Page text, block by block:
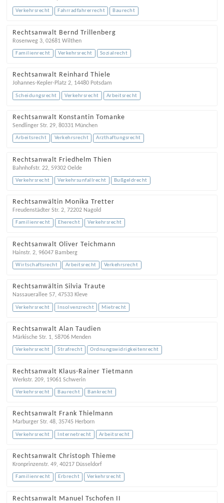
Verkehrsrecht Fahrradfahrerrecht Baurecht
Rechtsanwalt Bernd Trillenberg
Rosenweg 3, 02681 Wilthen
Familienrecht Verkehrsrecht Sozialrecht
Rechtsanwalt Reinhard Thiele
Johannes-Kepler-Platz 2, 14480 Potsdam
Scheidungsrecht Verkehrsrecht Arbeitsrecht
Rechtsanwalt Konstantin Tomanke
Sendlinger Str. 29, 80331 München
Arbeitsrecht Verkehrsrecht Arzthaftungsrecht
Rechtsanwalt Friedhelm Thien
Bahnhofstr. 22, 59302 Oelde
Verkehrsrecht Verkehrsunfallrecht Bußgeldrecht
Rechtsanwältin Monika Tretter
Freudenstädter Str. 2, 72202 Nagold
Familienrecht Eherecht Verkehrsrecht
Rechtsanwalt Oliver Teichmann
Hainstr. 2, 96047 Bamberg
Wirtschaftsrecht Arbeitsrecht Verkehrsrecht
Rechtsanwältin Silvia Traute
Nassauerallee 57, 47533 Kleve
Verkehrsrecht Insolvenzrecht Mietrecht
Rechtsanwalt Alan Taudien
Märkische Str. 1, 58706 Menden
Verkehrsrecht Strafrecht Ordnungswidrigkeitenrecht
Rechtsanwalt Klaus-Rainer Tietmann
Werkstr. 209, 19061 Schwerin
Verkehrsrecht Baurecht Bankrecht
Rechtsanwalt Frank Thielmann
Marburger Str. 48, 35745 Herborn
Verkehrsrecht Internetrecht Arbeitsrecht
Rechtsanwalt Christoph Thieme
Kronprinzenstr. 49, 40217 Düsseldorf
Familienrecht Erbrecht Verkehrsrecht
Rechtsanwalt Manuel Tschofen II